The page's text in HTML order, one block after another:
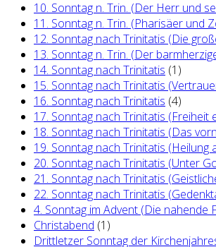
10. Sonntag n. Trin. (Der Herr und
11. Sonntag n. Trin. (Pharisäer und
12. Sonntag nach Trinitatis (Die
13. Sonntag n. Trin. (Der
14. Sonntag nach Trinitatis (1)
15. Sonntag nach Trinitatis
16. Sonntag nach Trinitatis (4)
17. Sonntag nach Trinitatis (Freiheit
18. Sonntag nach Trinitatis (Das
19. Sonntag nach Trinitatis (Heilung
20. Sonntag nach Trinitatis (Unter
21. Sonntag nach Trinitatis
22. Sonntag nach Trinitatis
4. Sonntag im Advent (Die nahende
Christabend (1)
Drittletzer Sonntag der